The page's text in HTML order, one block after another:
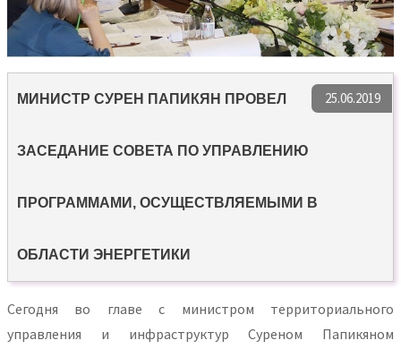
25.06.2019
МИНИСТР СУРЕН ПАПИКЯН ПРОВЕЛ
ЗАСЕДАНИЕ СОВЕТА ПО УПРАВЛЕНИЮ
ПРОГРАММАМИ, ОСУЩЕСТВЛЯЕМЫМИ В
ОБЛАСТИ ЭНЕРГЕТИКИ
Сегодня во главе с министром территориального
управления и инфраструктур Суреном Папикяном